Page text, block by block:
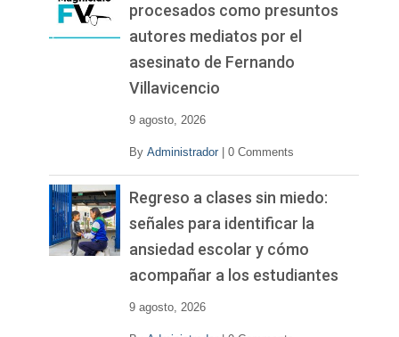
procesados como presuntos
autores mediatos por el
asesinato de Fernando
Villavicencio
9 agosto, 2026
By Administrador 0 Comments
Regreso a clases sin miedo:
señales para identificar la
ansiedad escolar y cómo
acompañar a los estudiantes
9 agosto, 2026